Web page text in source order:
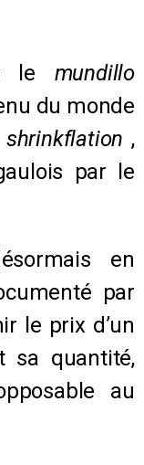
le mundillo
du monde
shrinkflation ,
par le
en
par
le prix d’un
sa quantité,
au